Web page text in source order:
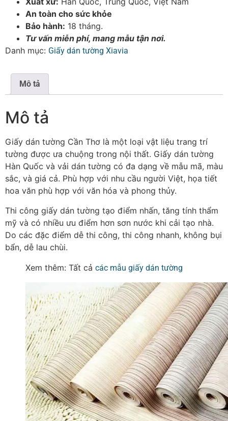
An toàn cho sức khỏe
Bảo hành: 18 tháng.
Tư vấn miễn phí, mang mẫu tận nơi.
Danh mục: Giấy dán tường Xiavia
Mô tả
Mô tả
Giấy dán tường Cần Thơ là một loại vật liệu trang trí
tường được ưa chuộng trong nội thất. Giấy dán tường
Hàn Quốc và vải dán tường có đa dạng về mẫu mã, màu
sắc, và giá cả. Phù hợp với nhu cầu người Việt, họa tiết
hoa văn phù hợp với văn hóa và phong thủy.
Thi công giấy dán tường tạo điểm nhấn, tăng tính thẩm
mỹ và có nhiều ưu điểm hơn sơn nước khi cải tạo nhà.
Do các đặc điểm dễ thi công, thi công nhanh, không bụi
bẩn, dễ lau chùi.
Xem thêm: Tất cả các mẫu giấy dán tường